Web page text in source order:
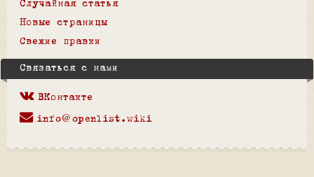
Случайная статья
Новые страницы
Свежие правки
Связаться с нами
ВКонтакте
info@openlist.wiki